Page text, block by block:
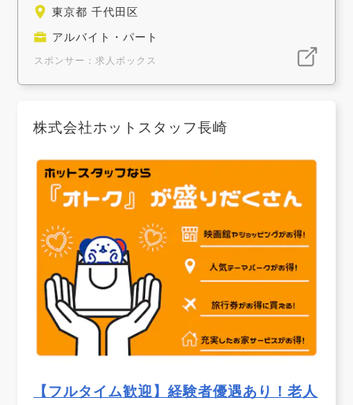
東京都 千代田区
アルバイト・パート
スポンサー：求人ボックス
株式会社ホットスタッフ長崎
【フルタイム歓迎】経験者優遇あり！老人